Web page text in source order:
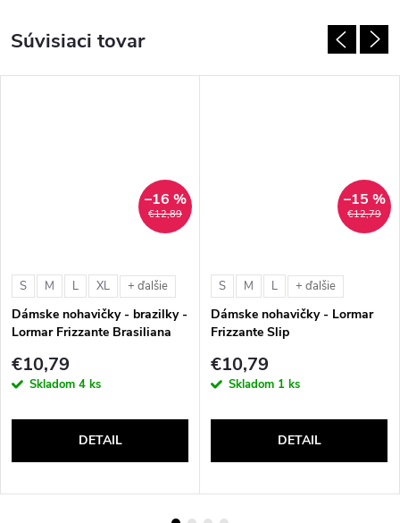
Súvisiaci tovar
€12,89
–16 %
S M L XL + ďalšie
Dámske nohavičky - brazilky -
Lormar Frizzante Brasiliana
€10,79
Skladom 4 ks
DETAIL
€12,79
–15 %
S M L + ďalšie
Dámske nohavičky - Lormar
Frizzante Slip
€10,79
Skladom 1 ks
DETAIL